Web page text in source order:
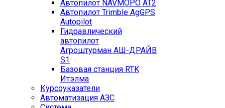
Автопилот NAVMOPO AT2
Автопилот Trimble AgGPS
Autopilot
Гидравлический
автопилот
Агроштурман АШ-ДРАЙВ
S1
Базовая станция RTK
Итэлма
Курсоуказатели
Автоматизация АЗС